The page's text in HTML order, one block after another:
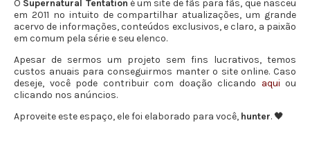
O Supernatural Tentation é um site de fãs para fãs, que nasceu
em 2011 no intuito de compartilhar atualizações, um grande
acervo de informações, conteúdos exclusivos, e claro, a paixão
em comum pela série e seu elenco.
Apesar de sermos um projeto sem fins lucrativos, temos
custos anuais para conseguirmos manter o site online. Caso
deseje, você pode contribuir com doação clicando aqui ou
clicando nos anúncios.
Aproveite este espaço, ele foi elaborado para você, hunter. 🖤